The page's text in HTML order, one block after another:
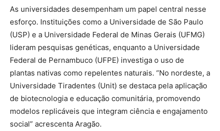
As universidades desempenham um papel central nesse
esforço. Instituições como a Universidade de São Paulo
(USP) e a Universidade Federal de Minas Gerais (UFMG)
lideram pesquisas genéticas, enquanto a Universidade
Federal de Pernambuco (UFPE) investiga o uso de
plantas nativas como repelentes naturais. “No nordeste, a
Universidade Tiradentes (Unit) se destaca pela aplicação
de biotecnologia e educação comunitária, promovendo
modelos replicáveis que integram ciência e engajamento
social” acrescenta Aragão.